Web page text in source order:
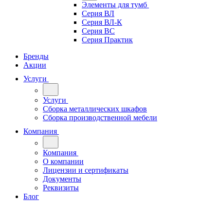
Элементы для тумб
Серия ВЛ
Серия ВЛ-К
Серия ВС
Серия Практик
Бренды
Акции
Услуги
Услуги
Сборка металлических шкафов
Сборка производственной мебели
Компания
Компания
О компании
Лицензии и сертификаты
Документы
Реквизиты
Блог